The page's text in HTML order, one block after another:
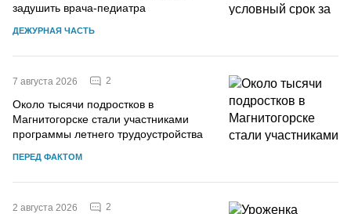
задушить врача-педиатра
ДЕЖУРНАЯ ЧАСТЬ
7 августа 2026 2
Около тысячи подростков в
Магнитогорске стали участниками
программы летнего трудоустройства
ПЕРЕД ФАКТОМ
2 августа 2026 2